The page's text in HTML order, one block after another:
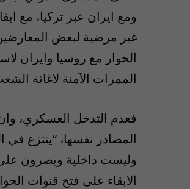
ومع ايران عبر تركيا، مع
غير مرضية لبعض
الحوار مع روسيا وايران
الممرات الآمنة لاغاثة
فعدم التدخل العسكري،
المصادر نفسها، “ينتزع
وليست داخلية ويصرون على
الابقاء على فتح قنوات